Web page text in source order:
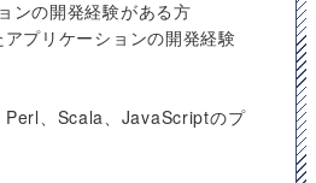
ンの開発経験がある方
アプリケーションの開発経験
Perl、Scala、JavaScriptのプ